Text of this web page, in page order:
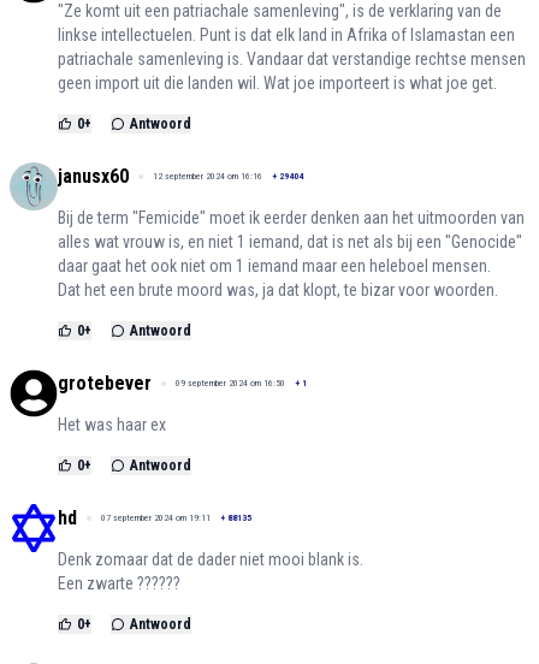
"Ze komt uit een patriachale samenleving", is de verklaring van de
linkse intellectuelen. Punt is dat elk land in Afrika of Islamastan een
patriachale samenleving is. Vandaar dat verstandige rechtse mensen
geen import uit die landen wil. Wat joe importeert is what joe get.
0+ Antwoord
janusx60 12 september 2024 om 16:16 + 29404
Bij de term "Femicide" moet ik eerder denken aan het uitmoorden van
alles wat vrouw is, en niet 1 iemand, dat is net als bij een "Genocide"
daar gaat het ook niet om 1 iemand maar een heleboel mensen.
Dat het een brute moord was, ja dat klopt, te bizar voor woorden.
0+ Antwoord
grotebever 09 september 2024 om 16:50 + 1
Het was haar ex
0+ Antwoord
hd 07 september 2024 om 19:11 + 88135
Denk zomaar dat de dader niet mooi blank is.
Een zwarte ??????
0+ Antwoord